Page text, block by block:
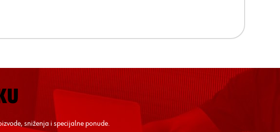
sniženja i specijalne ponude.